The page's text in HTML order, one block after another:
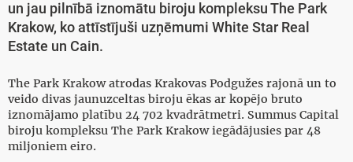
un jau pilnībā iznomātu biroju kompleksu The Park
Krakow, ko attīstījuši uzņēmumi White Star Real
Estate un Cain.
The Park Krakow atrodas Krakovas Podgužes rajonā un to
veido divas jaunuzceltas biroju ēkas ar kopējo bruto
iznomājamo platību 24 702 kvadrātmetri. Summus Capital
biroju kompleksu The Park Krakow iegādājusies par 48
miljoniem eiro.